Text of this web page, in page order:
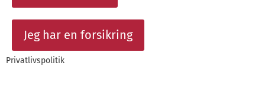
Jeg har en forsikring
Privatlivspolitik